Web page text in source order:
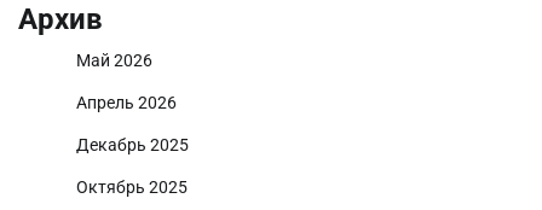
Архив
Май 2026
Апрель 2026
Декабрь 2025
Октябрь 2025